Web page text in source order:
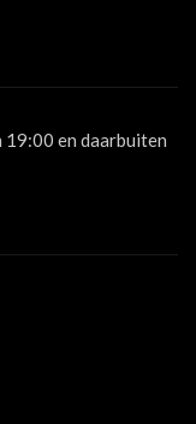
19:00 en daarbuiten